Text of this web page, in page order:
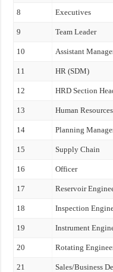
8 Executives
9 Team Leader
10 Assistant
11 HR (SDM)
12 HRD Section
13 Human
14 Planning
15 Supply Chain
16 Officer
17 Reservoir
18 Inspection
19 Instrument
20 Rotating
21 Sales/Business